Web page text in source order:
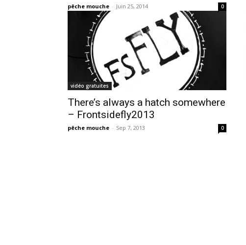
pêche mouche - Juin 25, 2014 0
vidéo gratuites
There’s always a hatch somewhere
– Frontsidefly2013
pêche mouche - Sep 7, 2013 0